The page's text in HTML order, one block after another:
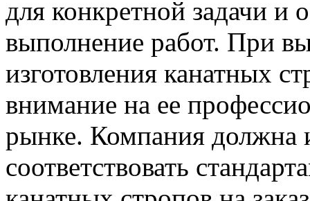
для конкретной задачи и
выполнение работ. При
изготовления канатных
внимание на ее
рынке. Компания должна
соответствовать